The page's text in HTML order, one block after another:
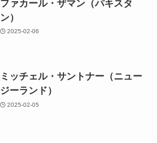
ファカール・ザマン（パキスタ
ン）
2025-02-06
ミッチェル・サントナー（ニュー
ジーランド）
2025-02-05